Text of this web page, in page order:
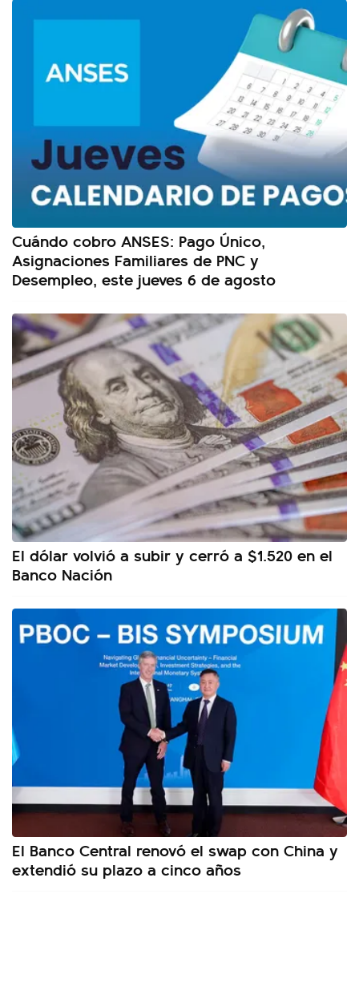
Cuándo cobro ANSES: Pago Único,
Asignaciones Familiares de PNC y
Desempleo, este jueves 6 de agosto
El dólar volvió a subir y cerró a $1.520 en el
Banco Nación
El Banco Central renovó el swap con China y
extendió su plazo a cinco años